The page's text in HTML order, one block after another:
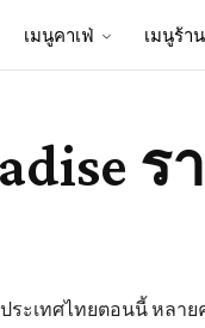
เมนูคาเฟ่ เมนูร้า
ระเทศไทยตอนนี้ หลา